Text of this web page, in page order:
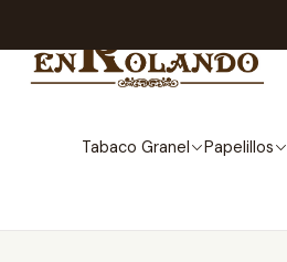
Tabaco Granel Papelillos